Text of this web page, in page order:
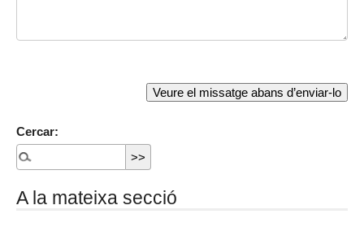
Cercar:
A la mateixa secció